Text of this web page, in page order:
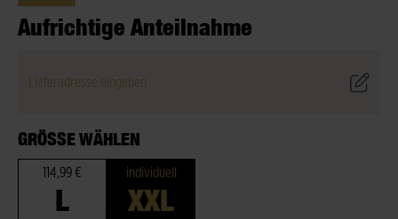
Aufrichtige Anteilnahme
Lieferadresse eingeben
GRÖSSE WÄHLEN
114,99 €
L
individuell
XXL